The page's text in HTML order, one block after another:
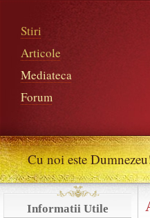
Stiri
Articole
Mediateca
Forum
Cu noi este
Informatii Utile